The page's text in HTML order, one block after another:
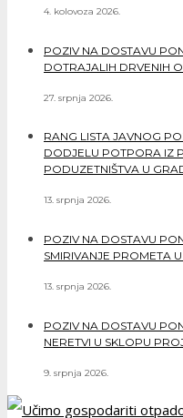
4. kolovoza 2026.
POZIV NA DOSTAVU
DOTRAJALIH DRVENIH
27. srpnja 2026.
RANG LISTA JAVNOG
DODJELU POTPORA IZ
PODUZETNIŠTVA U
13. srpnja 2026.
POZIV NA DOSTAVU
SMIRIVANJE PROMETA
13. srpnja 2026.
POZIV NA DOSTAVU
NERETVI U SKLOPU
9. srpnja 2026.